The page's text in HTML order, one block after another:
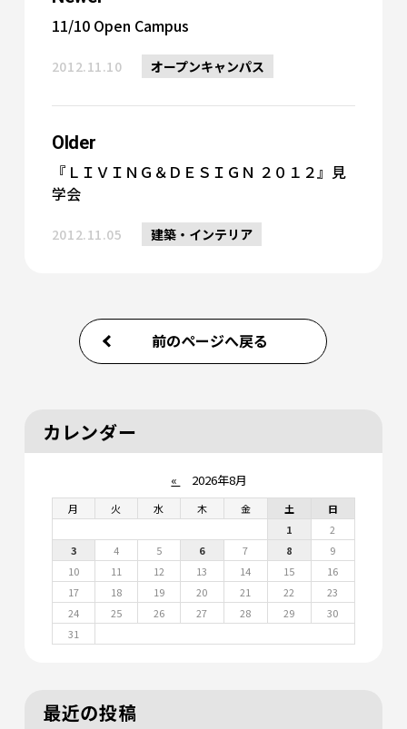
11/10 Open Campus
2012.11.10 オープンキャンパス
Older
『ＬＩＶＩＮＧ＆ＤＥＳＩＧＮ ２０１２』見
学会
2012.11.05 建築・インテリア
前のページへ戻る
カレンダー
« 2026年8月
月 火 水 木 金 土
日
1
2
3
4 5 6 7 8
9
10
11 12 13 14 15
16
17
18 19 20 21 22
23
24
25 26 27 28 29
30
31
最近の投稿